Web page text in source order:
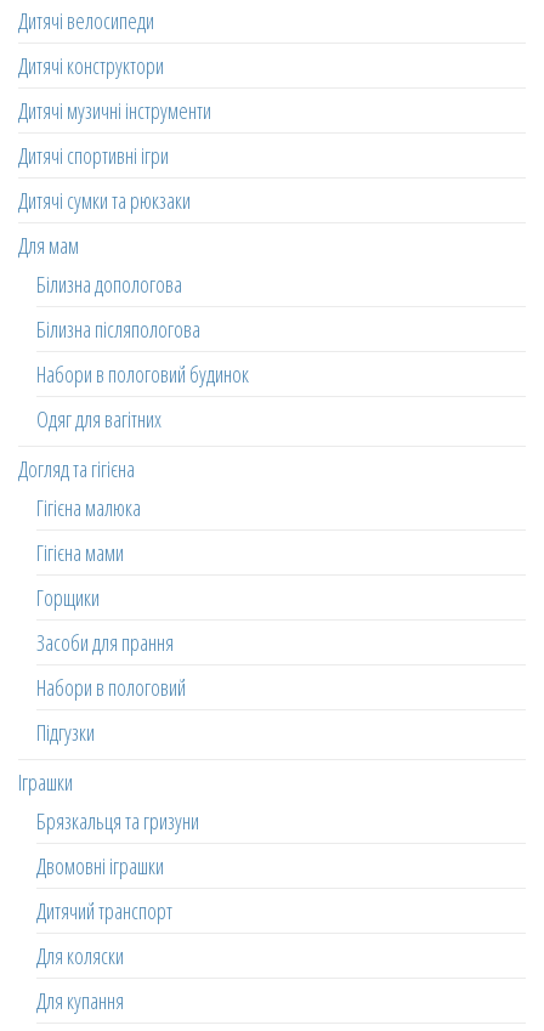
Дитячі велосипеди
Дитячі конструктори
Дитячі музичні інструменти
Дитячі спортивні ігри
Дитячі сумки та рюкзаки
Для мам
Білизна допологова
Білизна післяпологова
Набори в пологовий будинок
Одяг для вагітних
Догляд та гігієна
Гігієна малюка
Гігієна мами
Горщики
Засоби для прання
Набори в пологовий
Підгузки
Іграшки
Брязкальця та гризуни
Двомовні іграшки
Дитячий транспорт
Для коляски
Для купання